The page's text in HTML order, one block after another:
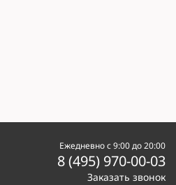
Ежедневно с 9:00 до 20:00
8 (495) 970-00-03
Заказать звонок